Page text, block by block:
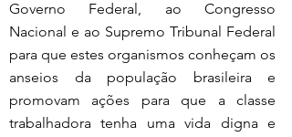
Governo Federal, ao Congresso
Nacional e ao Supremo Tribunal Federal
para que estes organismos conheçam os
anseios da população brasileira e
promovam ações para que a classe
trabalhadora tenha uma vida digna e